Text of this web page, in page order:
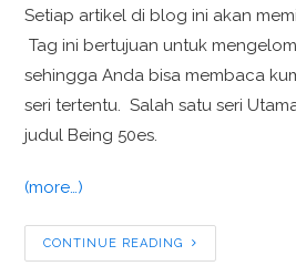
Setiap artikel di blog ini akan
Tag ini bertujuan untuk
sehingga Anda bisa membaca
seri tertentu. Salah satu seri
judul Being 50es.
(more…)
CONTINUE READING